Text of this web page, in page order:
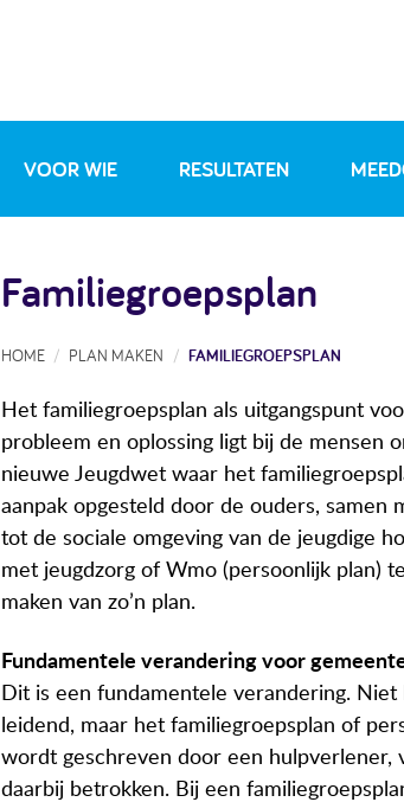
VOOR WIE RESULTATEN
Familiegroepsplan
HOME PLAN MAKEN FAMILIEGROEPSPLAN
Het familiegroepsplan als uitgangspunt
probleem en oplossing ligt bij de mensen
nieuwe Jeugdwet waar het
aanpak opgesteld door de ouders, samen
tot de sociale omgeving van de jeugdige
met jeugdzorg of Wmo (persoonlijk plan)
maken van zo’n plan.
Fundamentele verandering voor
Dit is een fundamentele verandering.
leidend, maar het familiegroepsplan of
wordt geschreven door een hulpverlener,
daarbij betrokken. Bij een